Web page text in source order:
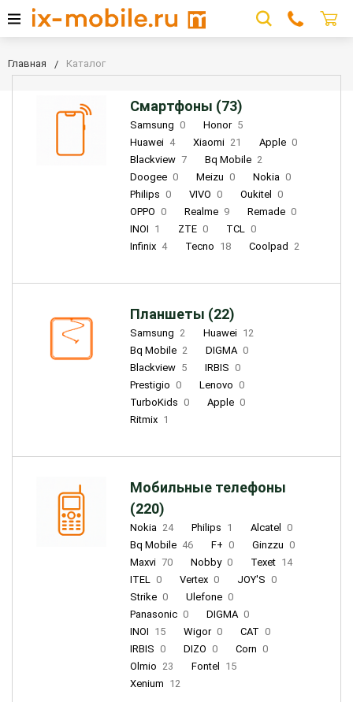
Главная Каталог
Смартфоны (73)
Samsung 0 Honor 5
Huawei 4 Xiaomi 21 Apple 0
Blackview 7 Bq Mobile 2
Doogee 0 Meizu 0 Nokia 0
Philips 0 VIVO 0 Oukitel
0
OPPO 0 Realme 9 Remade 0
INOI 1 ZTE 0 TCL 0
Infinix 4 Tecno 18 Coolpad 2
Планшеты (22)
Samsung 2 Huawei 12
Bq Mobile 2 DIGMA 0
Blackview 5 IRBIS 0
Prestigio 0 Lenovo 0
TurboKids 0 Apple 0
Ritmix 1
Мобильные телефоны
(220)
Nokia 24 Philips 1 Alcatel
0
Bq Mobile 46 F+ 0 Ginzzu 0
Maxvi 70 Nobby 0 Texet 14
ITEL 0 Vertex 0 JOY'S 0
Strike 0 Ulefone 0
Panasonic 0 DIGMA 0
INOI 15 Wigor 0 CAT 0
IRBIS 0 DIZO 0 Corn 0
Olmio 23 Fontel
15
Xenium 12